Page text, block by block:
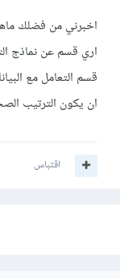
اخبرني من فضلك
اري قسم عن نماذج
قسم التعامل مع
ان يكون الترتيب
اقتباس